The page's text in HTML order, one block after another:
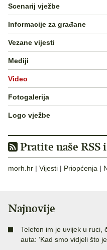
Scenarij vježbe
Informacije za građane
Vezane vijesti
Mediji
Video
Fotogalerija
Logo vježbe
Pratite naše RSS
morh.hr | Vijesti | Priopćenja |
Najnovije
Telefon im je uvijek u ruci,
auta: ‘Kad smo vidjeli što